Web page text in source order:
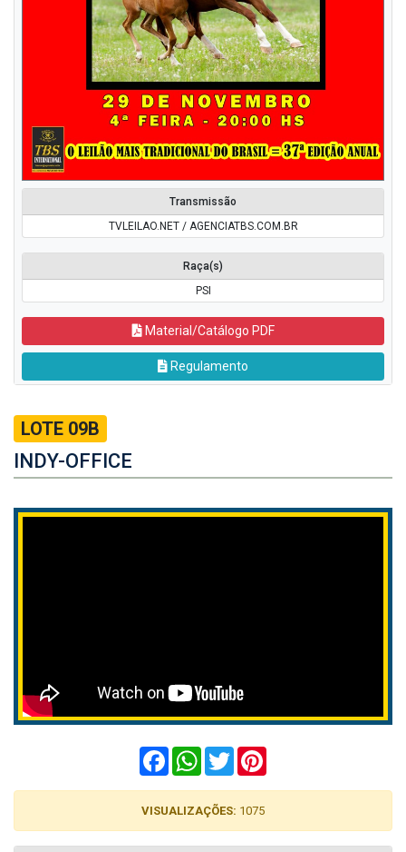
Transmissão
TVLEILAO.NET / AGENCIATBS.COM.BR
Raça(s)
PSI
Material/Catálogo PDF
Regulamento
LOTE 09B
INDY-OFFICE
FacebookWhatsApp
Twitter
VISUALIZAÇÕES: 1075